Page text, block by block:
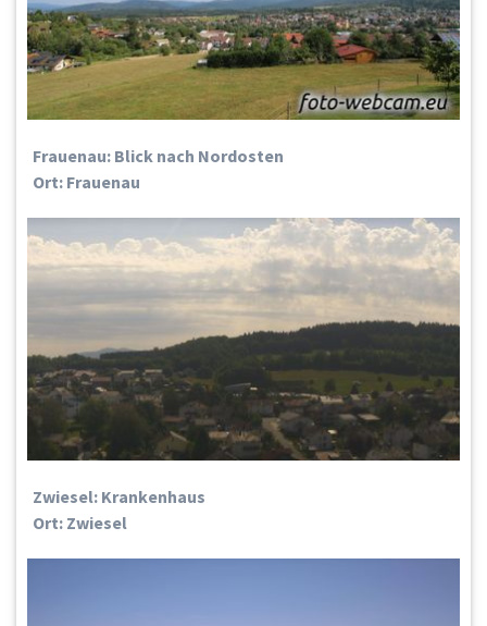
Frauenau: Blick nach Nordosten
Ort: Frauenau
Zwiesel: Krankenhaus
Ort: Zwiesel